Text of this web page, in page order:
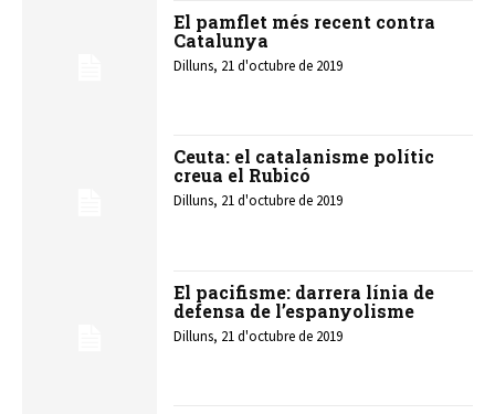
El pamflet més recent contra
Catalunya
Dilluns, 21 d'octubre de 2019
Ceuta: el catalanisme polític
creua el Rubicó
Dilluns, 21 d'octubre de 2019
El pacifisme: darrera línia de
defensa de l’espanyolisme
Dilluns, 21 d'octubre de 2019